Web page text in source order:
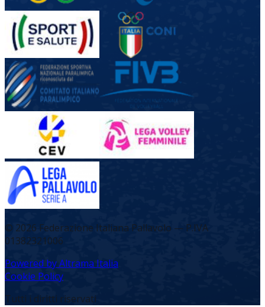
© 2026 Federazione Italiana Pallavolo — P.IVA
01382321006
Powered by Altrama Italia
Cookie Policy
Tutti i diritti riservati